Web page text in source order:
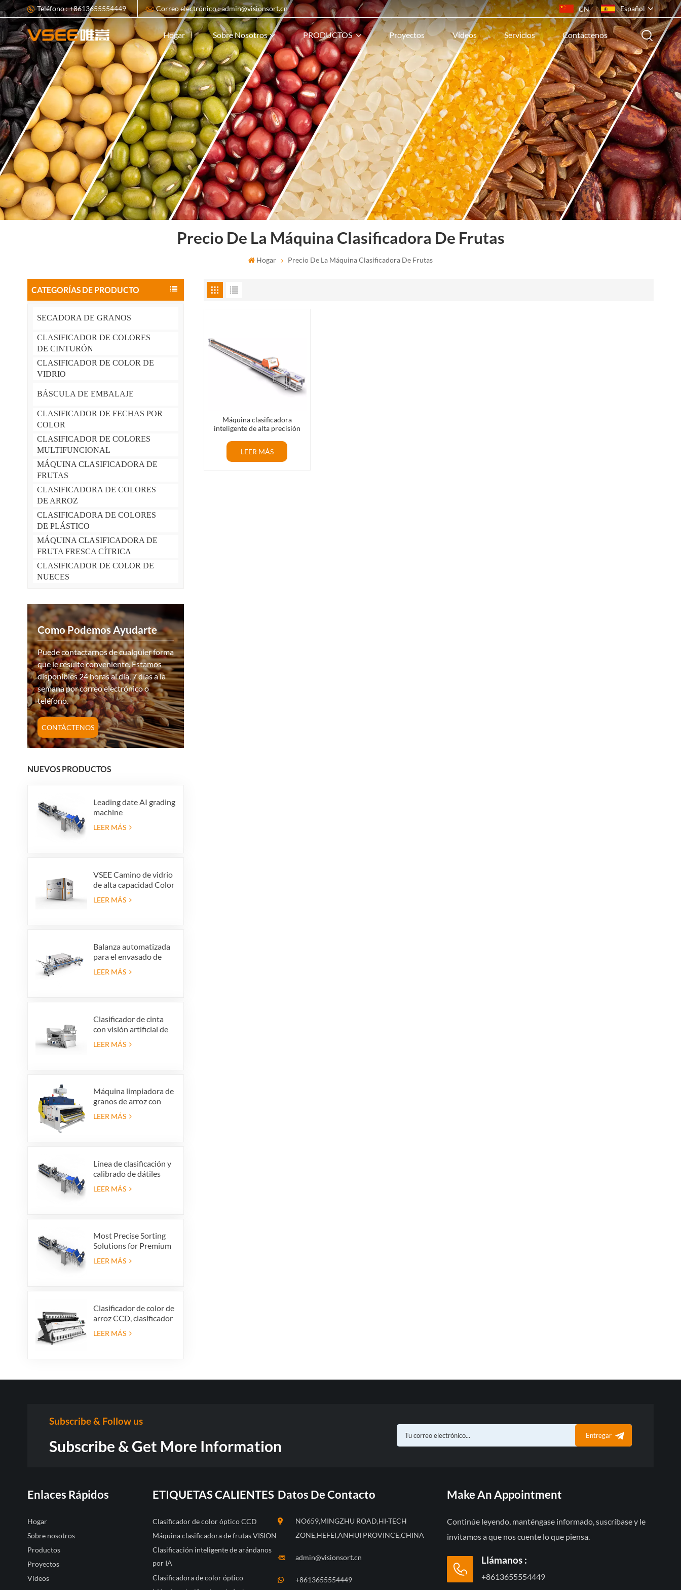
Teléfono : +8613655554449 Correo electrónico : admin@visionsort.cn CN Español
English
français
русский
español
português
ไทย
Indonesia
Tiếng việt
Hogar Sobre Nosotros PRODUCTOS Proyectos Vídeos Servicios Contáctenos
Precio De La Máquina Clasificadora De Frutas
Hogar Precio De La Máquina Clasificadora De Frutas
CATEGORÍAS DE PRODUCTO
SECADORA DE GRANOS
CLASIFICADOR DE COLORES
DE CINTURÓN
CLASIFICADOR DE COLOR DE
VIDRIO
BÁSCULA DE EMBALAJE
CLASIFICADOR DE FECHAS POR
COLOR
CLASIFICADOR DE COLORES
MULTIFUNCIONAL
MÁQUINA CLASIFICADORA DE
FRUTAS
CLASIFICADORA DE COLORES
DE ARROZ
CLASIFICADORA DE COLORES
DE PLÁSTICO
MÁQUINA CLASIFICADORA DE
FRUTA FRESCA CÍTRICA
CLASIFICADOR DE COLOR DE
NUECES
Como Podemos Ayudarte
Puede contactarnos de cualquier forma
que le resulte conveniente. Estamos
disponibles 24 horas al día, 7 días a la
semana por correo electrónico o
teléfono.
CONTÁCTENOS
NUEVOS PRODUCTOS
Leading date AI grading
machine
LEER MÁS
VSEE Camino de vidrio
de alta capacidad Color
Colorido Máquinas de
clasificación de color de
LEER MÁS
Balanza automatizada
para el envasado de
arándanos que ahorra
mano de obra con
LEER MÁS
Clasificador de cinta
con visión artificial de
alta precisión
LEER MÁS
Máquina limpiadora de
granos de arroz con
cáscara, criba vibratoria
para limpieza de arroz
LEER MÁS
Línea de clasificación y
calibrado de dátiles
premium: aumente el
valor de su producto y
LEER MÁS
Most Precise Sorting
Solutions for Premium
Quality Dates, Date
Grader powered by
LEER MÁS
Clasificador de color de
arroz CCD, clasificador
automático de forma
de grano de arroz,
LEER MÁS
Máquina clasificadora
inteligente de alta precisión
naranjas en la industria de
clasificación de frutas.
LEER MÁS
Subscribe & Follow us
Subscribe & Get More Information
Entregar
Enlaces Rápidos
Hogar
Sobre nosotros
Productos
Proyectos
Vídeos
ETIQUETAS CALIENTES
Clasificador de color óptico CCD
Máquina clasificadora de frutas VISION
Clasificación inteligente de arándanos
por IA
Clasificadora de color óptico
Datos De Contacto
NO659,MINGZHU ROAD,HI-TECH
ZONE,HEFEI,ANHUI PROVINCE,CHINA
admin@visionsort.cn
+8613655554449
Make An Appointment
Continúe leyendo, manténgase informado, suscríbase y le
invitamos a que nos cuente lo que piensa.
Llámanos :
+8613655554449